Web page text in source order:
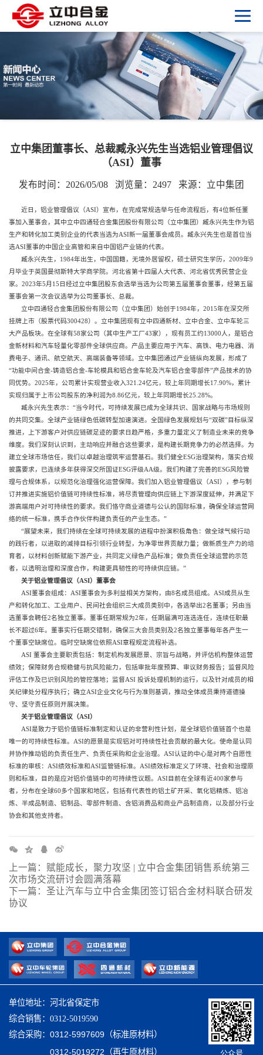
立中集团董事长、总裁臧永兴先生当选铝业管理倡议
（ASI）董事
发布时间：2026/05/08 浏览量：2497 来源：立中集团
近日，铝业管理倡议（ASI）宣布，在完成常规选举与任命流程后，有4位新任董
事加入董事会，其中立中四通轻合金集团股份有限公司（立中集团）臧永兴先生作为铝
生产和转化加工类别企业的代表当选为ASI新一届董事会成员。臧永兴先生也是首位当
选ASI董事的中国企业高管和来自中国铝产业链的代表。
臧永兴先生，1984年出生，中国国籍，无境外居留权，硕士研究生学历，2009年9
月毕业于英国曼彻斯特大学商学院。河北省第十四届人大代表、河北省优秀民营企业
家。2023年5月15日经过立中集团股东会选举当选为公司第五届董事会董事，经第五届
董事会第一次会议选举为公司董事长、总裁。
立中四通轻合金集团股份有限公司（立中集团）始创于1984年，2015年在深交所
挂牌上市（股票代码300428）。立中集团现有立中四通新材、立中合金、立中车轮三
大产品板块。在全球有58家公司（其中生产工厂43家），现有员工约13000人，是铝合
金新材料和汽车轻量化零部件全球供应商。产品主要应用于汽车、高铁、电力电器、消
费电子、通讯、航空航天、高端装备等领域。立中集团通过产业链纵向发展，形成了
“功能中间合金-铸造铝合金-车轮模具和铝合金车轮及汽车铝合金零部件”产品技术的协
同优势。2025年，公司累计实现营业收入321.24亿元，较上年同期增长17.90%，累计
实现归属于上市公司股东的净利润为8.86亿元，较上年同期增长25.28%。
臧永兴先生表示：“当今时代，可持续发展已成为全球共识、国家战略与市场规则
的共同交集。全球产业链绿色低碳转型加速演进。全国绿色发展规划与“双碳”目标纵深
推进，上下游客户对供应链碳足迹的要求日趋严格，多重力量定义了制造业未来的竞争
维度。我们深刻认识到，主动响应并融合这些要求，是构建长期竞争力的必然选择。为
建立全球市场信任，我们以卓越治理筑牢运营基石。我们健全ESG治理架构，落实合规
披露要求，已连续多年获得深交所国证ESG评级AA级。我们构建了完善的ESG风险管
理与合规体系，以规范化治理强化运营保障。我们加入铝业管理倡议（ASI），参与制
订并推进实施铝价值链可持续性标准，将尽责管理向供应链上下游深度延伸，并满足下
游高端用户对可持续性的要求。我们恪守商业道德与公认的国际标准，确保全球运营网
络的统一标准，携手合作伙伴构建负责任的产业生态。”
“展望未来，我们持续在全球可持续发展的进程中扮演积极角色：做全球气候行动
的践行者，以进取的减排目标引领行业转型，为净零世界贡献力量；做新质生产力的培
育者，以材料创新赋能下游产业，共同定义绿色产品标准；做负责任全球运营的示范
者，以透明治理和深度合作，构建更具韧性的可持续供应链。”
关于铝业管理倡议（ASI）董事会
ASI董事会组成：ASI董事会为多利益相关方架构，由8名成员组成。ASI成员从生
产和转化加工、工业用户、民间社会组织三大成员类别中，各选举出2名董事；另由当
选董事会聘任2名独立董事。董事任期常规为2年，任期届满可连选连任，连续任职最
长不超过6年。董事实行任期交错制，确保三大会员类别及2名独立董事每年各产生一
个董事空缺席位。临时空缺席位依照ASI章程规定流程补选。
ASI 董事会主要职责包括：制定机构发展愿景、宗旨与战略，并评估机构整体运营
绩效；保障财务合规稳健与抗风险能力，包括审批年度预算、审议财务报告；监督风险
评估工作及已识别风险的管控落地；监督ASI 投诉处理机制的运行，以及针对成员的相
关纪律处分程序执行；确立ASI企业文化与行为准则基调，推动全体成员秉持道德操
守、坚守责任原则开展决策。
关于铝业管理倡议（ASI）
ASI是致力于铝价值链标准制定和认证的非营利性计划，是全球铝价值链首个也是
唯一的可持续性标准。ASI的愿景是实现铝对可持续性社会贡献的最大化。使命是认同
并协作推动铝的负责任生产、负责任采购和企业治理。ASI认证的中心是对两个自愿性
标准的审核：ASI绩效标准和ASI监管链标准。ASI绩效标准定义了环境、社会和治理原
则和标准，目的是应对铝价值链中的可持续性议题。ASI目前在全球有近400家参与
者，分布在全球60多个国家和地区，包括有代表性的铝土矿开采、氧化铝精炼、铝冶
炼、半成品制造、铝制品、零部件制造、含铝消费品和商业产品制造商，以及部分行业
协会和其他支持者。
上一篇：赋能成长，聚力攻坚 | 立中合金集团销售系统第三
次市场交流研讨会圆满落幕
下一篇：圣让汽车与立中合金集团签订铝合金材料联合研发
协议
单位地址：河北省保定市
综合销售：0312-5019590
综合采购： 0312-5997609（标准原材料）
0312-5019272（再生原材料）